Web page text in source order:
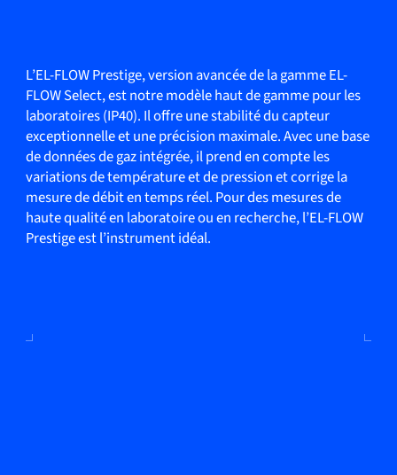
L’EL-FLOW Prestige, version avancée de la gamme EL-
FLOW Select, est notre modèle haut de gamme pour les
laboratoires (IP40). Il offre une stabilité du capteur
exceptionnelle et une précision maximale. Avec une base
de données de gaz intégrée, il prend en compte les
variations de température et de pression et corrige la
mesure de débit en temps réel. Pour des mesures de
haute qualité en laboratoire ou en recherche, l’EL-FLOW
Prestige est l’instrument idéal.